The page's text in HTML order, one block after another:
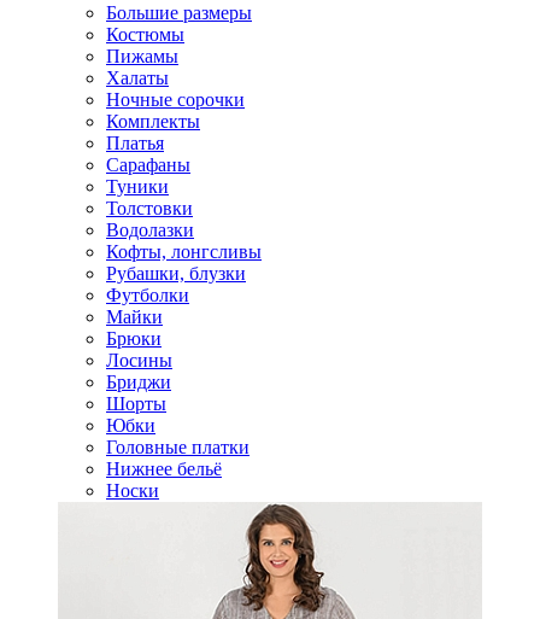
Большие размеры
Костюмы
Пижамы
Халаты
Ночные сорочки
Комплекты
Платья
Сарафаны
Туники
Толстовки
Водолазки
Кофты, лонгсливы
Рубашки, блузки
Футболки
Майки
Брюки
Лосины
Бриджи
Шорты
Юбки
Головные платки
Нижнее бельё
Носки